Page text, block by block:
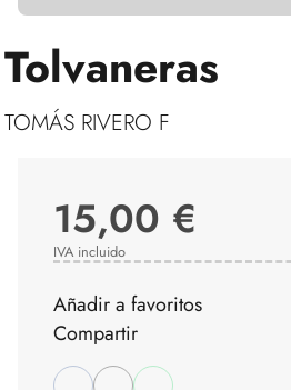
Tolvaneras
TOMÁS RIVERO F
15,00 €
IVA incluido
Añadir a favoritos
Compartir